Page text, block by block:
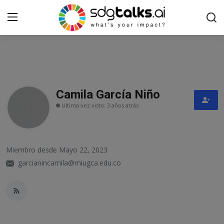
Contact
Camila García Niño
Ultima vez visto: 3 años atrás
Miembro desde Mayo 22, 2023
garcianincamila@miugca.edu.co